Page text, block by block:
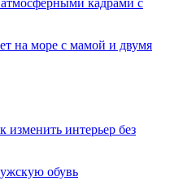
кадрами с
на море с мамой и двумя
изменить интерьер без
обувь